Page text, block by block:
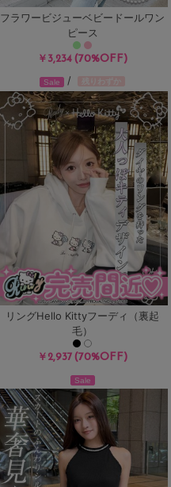
フラワービジューベビードールワン
ピース
￥3,234(70%OFF)
Sale /
リングHello Kittyフーディ（裏起
毛）
￥2,937(70%OFF)
Sale